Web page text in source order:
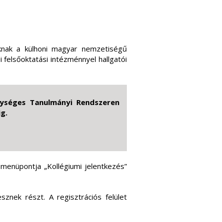
a külhoni magyar nemzetiségű
felsőoktatási intézménnyel hallgatói
Tanulmányi Rendszeren
„Kollégiumi jelentkezés”
részt. A regisztrációs felület